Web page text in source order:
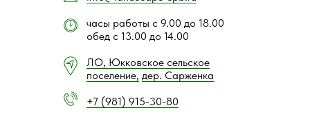
часы работы с 9.00 до 18.00
обед с 13.00 до 14.00
ЛО, Юкковское сельское
поселение, дер. Сарженка
+7 (981) 915-30-80